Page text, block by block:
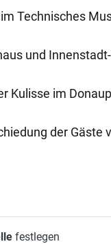
Technisches
und
Kulisse im
der Gäste
festlegen